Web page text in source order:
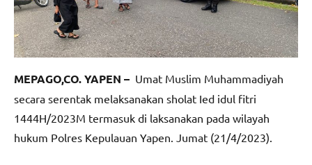
MEPAGO,CO. YAPEN – Umat Muslim Muhammadiyah
secara serentak melaksanakan sholat Ied idul fitri
1444H/2023M termasuk di laksanakan pada wilayah
hukum Polres Kepulauan Yapen. Jumat (21/4/2023).